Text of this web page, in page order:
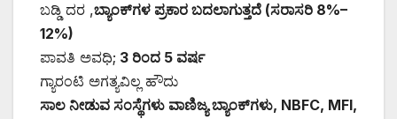
ಬಡ್ಡಿ ದರ ,ಬ್ಯಾಂಕ್‌ಗಳ ಪ್ರಕಾರ ಬದಲಾಗುತ್ತದೆ (ಸರಾಸರಿ 8%–
12%)
ಪಾವತಿ ಅವಧಿ; 3 ರಿಂದ 5 ವರ್ಷ
ಗ್ಯಾರಂಟಿ ಅಗತ್ಯವಿಲ್ಲ ಹೌದು
ಸಾಲ ನೀಡುವ ಸಂಸ್ಥೆಗಳು ವಾಣಿಜ್ಯ ಬ್ಯಾಂಕ್‌ಗಳು, NBFC, MFI,